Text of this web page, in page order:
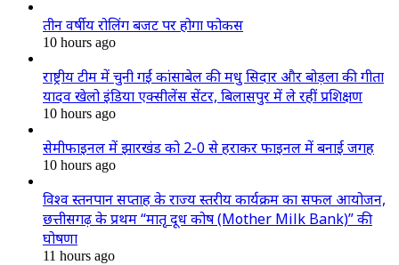
तीन वर्षीय रोलिंग बजट पर होगा फोकस
10 hours ago
राष्ट्रीय टीम में चुनी गईं कांसाबेल की मधु सिदार और बोड़ला की गीता
यादव खेलो इंडिया एक्सीलेंस सेंटर, बिलासपुर में ले रहीं प्रशिक्षण
10 hours ago
सेमीफाइनल में झारखंड को 2-0 से हराकर फाइनल में बनाई जगह
10 hours ago
विश्व स्तनपान सप्ताह के राज्य स्तरीय कार्यक्रम का सफल आयोजन,
छत्तीसगढ़ के प्रथम “मातृ दूध कोष (Mother Milk Bank)” की
घोषणा
11 hours ago